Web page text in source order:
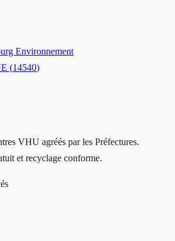
Environnement
(14540)
VHU agréés par les Préfectures.
et recyclage conforme.